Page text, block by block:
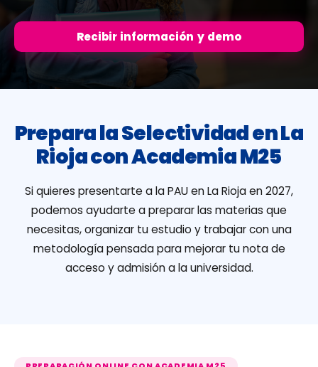
Recibir información y demo
Prepara la Selectividad en La
Rioja con Academia M25
Si quieres presentarte a la PAU en La Rioja en 2027,
podemos ayudarte a preparar las materias que
necesitas, organizar tu estudio y trabajar con una
metodología pensada para mejorar tu nota de
acceso y admisión a la universidad.